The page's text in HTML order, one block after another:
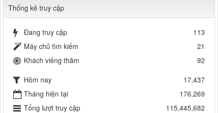
Thống kê truy cập
Đang truy cập
113
Máy chủ tìm kiếm
21
Khách viếng thăm
92
Hôm nay
17,437
Tháng hiện tại
176,269
Tổng lượt truy cập
115,445,682